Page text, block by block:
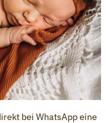
bei WhatsApp eine